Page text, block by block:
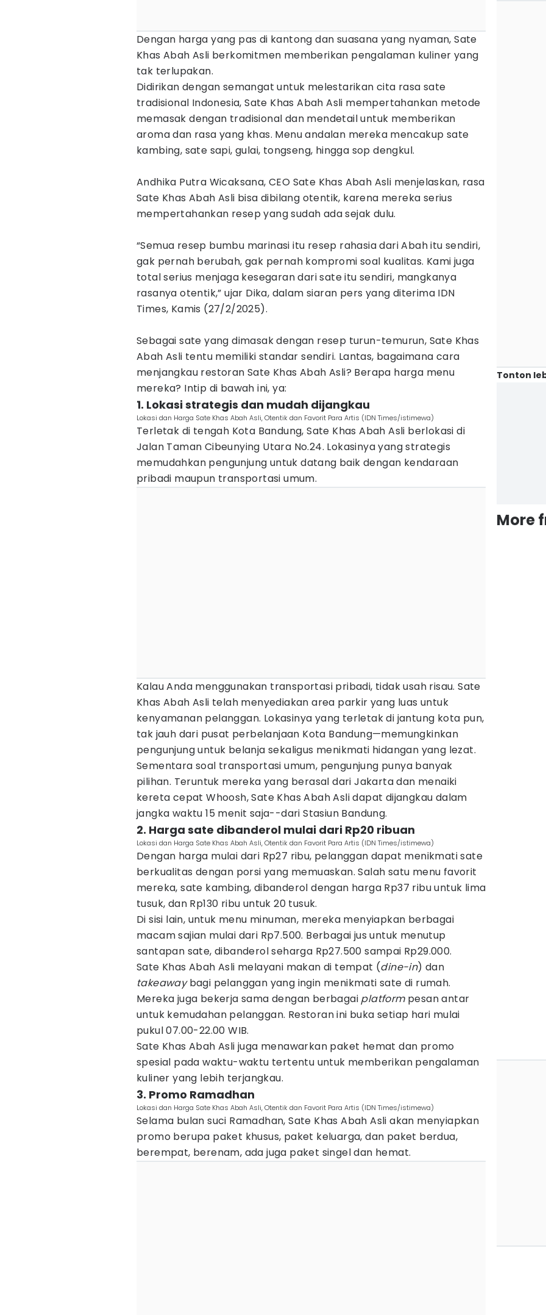
Dengan harga yang pas di kantong dan suasana yang nyaman, Sate
Khas Abah Asli berkomitmen memberikan pengalaman kuliner yang
tak terlupakan.
Didirikan dengan semangat untuk melestarikan cita rasa sate
tradisional Indonesia, Sate Khas Abah Asli mempertahankan metode
memasak dengan tradisional dan mendetail untuk memberikan
aroma dan rasa yang khas. Menu andalan mereka mencakup sate
kambing, sate sapi, gulai, tongseng, hingga sop dengkul.
Andhika Putra Wicaksana, CEO Sate Khas Abah Asli menjelaskan, rasa
Sate Khas Abah Asli bisa dibilang otentik, karena mereka serius
mempertahankan resep yang sudah ada sejak dulu.
“Semua resep bumbu marinasi itu resep rahasia dari Abah itu sendiri,
gak pernah berubah, gak pernah kompromi soal kualitas. Kami juga
total serius menjaga kesegaran dari sate itu sendiri, mangkanya
rasanya otentik,” ujar Dika, dalam siaran pers yang diterima IDN
Times, Kamis (27/2/2025).
Sebagai sate yang dimasak dengan resep turun-temurun, Sate Khas
Abah Asli tentu memiliki standar sendiri. Lantas, bagaimana cara
menjangkau restoran Sate Khas Abah Asli? Berapa harga menu
mereka? Intip di bawah ini, ya:
1. Lokasi strategis dan mudah dijangkau
Lokasi dan Harga Sate Khas Abah Asli, Otentik dan Favorit Para Artis (IDN Times/istimewa)
Terletak di tengah Kota Bandung, Sate Khas Abah Asli berlokasi di
Jalan Taman Cibeunying Utara No.24. Lokasinya yang strategis
memudahkan pengunjung untuk datang baik dengan kendaraan
pribadi maupun transportasi umum.
Kalau Anda menggunakan transportasi pribadi, tidak usah risau. Sate
Khas Abah Asli telah menyediakan area parkir yang luas untuk
kenyamanan pelanggan. Lokasinya yang terletak di jantung kota pun,
tak jauh dari pusat perbelanjaan Kota Bandung—memungkinkan
pengunjung untuk belanja sekaligus menikmati hidangan yang lezat.
Sementara soal transportasi umum, pengunjung punya banyak
pilihan. Teruntuk mereka yang berasal dari Jakarta dan menaiki
kereta cepat Whoosh, Sate Khas Abah Asli dapat dijangkau dalam
jangka waktu 15 menit saja--dari Stasiun Bandung.
2. Harga sate dibanderol mulai dari Rp20 ribuan
Lokasi dan Harga Sate Khas Abah Asli, Otentik dan Favorit Para Artis (IDN Times/istimewa)
Dengan harga mulai dari Rp27 ribu, pelanggan dapat menikmati sate
berkualitas dengan porsi yang memuaskan. Salah satu menu favorit
mereka, sate kambing, dibanderol dengan harga Rp37 ribu untuk lima
tusuk, dan Rp130 ribu untuk 20 tusuk.
Di sisi lain, untuk menu minuman, mereka menyiapkan berbagai
macam sajian mulai dari Rp7.500. Berbagai jus untuk menutup
santapan sate, dibanderol seharga Rp27.500 sampai Rp29.000.
Sate Khas Abah Asli melayani makan di tempat (dine-in) dan
takeawaybagi pelanggan yang ingin menikmati sate di rumah.
Mereka juga bekerja sama dengan berbagai platformpesan antar
untuk kemudahan pelanggan. Restoran ini buka setiap hari mulai
pukul 07.00-22.00 WIB.
Sate Khas Abah Asli juga menawarkan paket hemat dan promo
spesial pada waktu-waktu tertentu untuk memberikan pengalaman
kuliner yang lebih terjangkau.
3. Promo Ramadhan
Lokasi dan Harga Sate Khas Abah Asli, Otentik dan Favorit Para Artis (IDN Times/istimewa)
Selama bulan suci Ramadhan, Sate Khas Abah Asli akan menyiapkan
promo berupa paket khusus, paket keluarga, dan paket berdua,
berempat, berenam, ada juga paket singel dan hemat.
Tonton
More